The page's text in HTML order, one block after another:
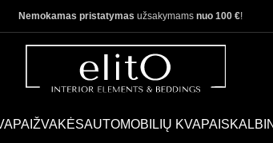
Nemokamas pristatymas užsakymams nuo 100 €!
ŽVAKĖSAUTOMOBILIŲ KVAPAI